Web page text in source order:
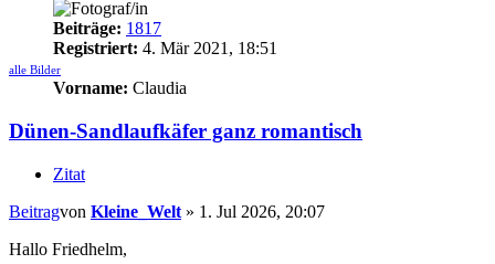
Beiträge: 1817
Registriert: 4. Mär 2021, 18:51
alle Bilder
Vorname: Claudia
Dünen-Sandlaufkäfer ganz romantisch
Zitat
Beitragvon Kleine_Welt » 1. Jul 2026, 20:07
Hallo Friedhelm,